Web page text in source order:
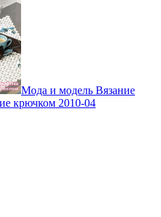
Мода и модель Вязание
крючком 2010-04